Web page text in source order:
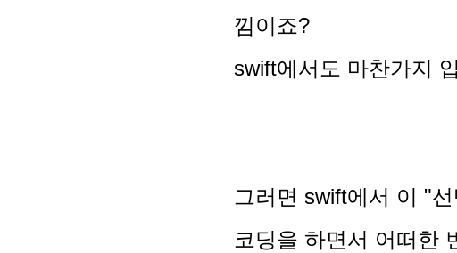
낌이죠?
swift에서도 마찬가지
그러면 swift에서 이 "
코딩을 하면서 어떠한